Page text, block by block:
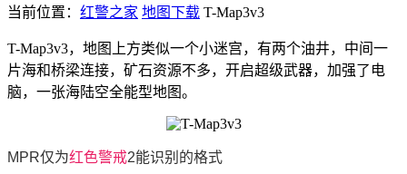
当前位置： 红警之家 地图下载 T-Map3v3
T-Map3v3，地图上方类似一个小迷宫，有两个油井，中间一
片海和桥梁连接，矿石资源不多，开启超级武器，加强了电
脑，一张海陆空全能型地图。
MPR仅为红色警戒2能识别的格式